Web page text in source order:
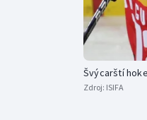
Švýcarští
Zdroj: ISIFA